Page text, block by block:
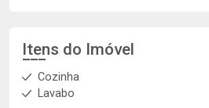
Itens do Imóvel
Cozinha
Lavabo